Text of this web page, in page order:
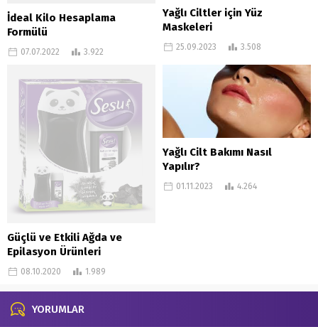
İdeal Kilo Hesaplama
Formülü
07.07.2022 3.922
Yağlı Ciltler için Yüz
Maskeleri
25.09.2023 3.508
Güçlü ve Etkili Ağda ve
Epilasyon Ürünleri
Watsons’ta
08.10.2020 1.989
Yağlı Cilt Bakımı Nasıl
Yapılır?
01.11.2023 4.264
YORUMLAR